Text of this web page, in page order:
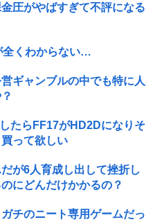
圧がやばすぎて不評になる
全くわからない…
ギャンブルの中でも特に人
たらFF17がHD2Dになりそ
って欲しい
が6人育成し出して挫折し
にどんだけかかるの？
チのニート専用ゲームだっ